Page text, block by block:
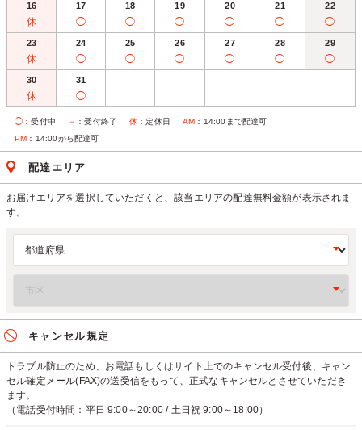
16
休
17
◯
18
◯
19
◯
20
◯
21
◯
22
◯
23
休
24
◯
25
◯
26
◯
27
◯
28
◯
29
◯
30
休
31
◯
◯ ：受付中 － ：受付終了 休 ：定休日 AM ：14:00まで配達可
PM ：14:00から配達可
配達エリア
お届けエリアを選択していただくと、該当エリアの配達無料金額が表示されま
す。
キャンセル規定
トラブル防止のため、お電話もしくはサイト上でのキャンセル受付後、キャン
セル確定メール(FAX)の送受信をもって、正式なキャンセルとさせていただき
ます。
（電話受付時間：平日 9:00～20:00 / 土日祝 9:00～18:00）